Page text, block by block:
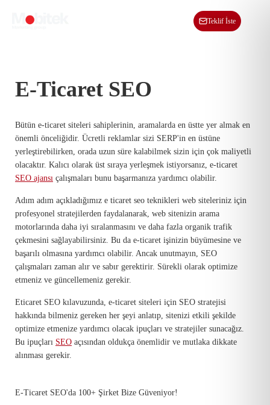
Teklif İste
E-Ticaret SEO
Bütün e-ticaret siteleri sahiplerinin, aramalarda en üstte yer almak en
önemli önceliğidir. Ücretli reklamlar sizi SERP'in en üstüne
yerleştirebilirken, orada uzun süre kalabilmek sizin için çok maliyetli
olacaktır. Kalıcı olarak üst sıraya yerleşmek istiyorsanız, e-ticaret
SEO ajansı çalışmaları bunu başarmanıza yardımcı olabilir.
Adım adım açıkladığımız e ticaret seo teknikleri web siteleriniz için
profesyonel stratejilerden faydalanarak, web sitenizin arama
motorlarında daha iyi sıralanmasını ve daha fazla organik trafik
çekmesini sağlayabilirsiniz. Bu da e-ticaret işinizin büyümesine ve
başarılı olmasına yardımcı olabilir. Ancak unutmayın, SEO
çalışmaları zaman alır ve sabır gerektirir. Sürekli olarak optimize
etmeniz ve güncellemeniz gerekir.
Eticaret SEO kılavuzunda, e-ticaret siteleri için SEO stratejisi
hakkında bilmeniz gereken her şeyi anlatıp, sitenizi etkili şekilde
optimize etmenize yardımcı olacak ipuçları ve stratejiler sunacağız.
Bu ipuçları SEO açısından oldukça önemlidir ve mutlaka dikkate
alınması gerekir.
E-Ticaret SEO'da 100+ Şirket Bize Güveniyor!